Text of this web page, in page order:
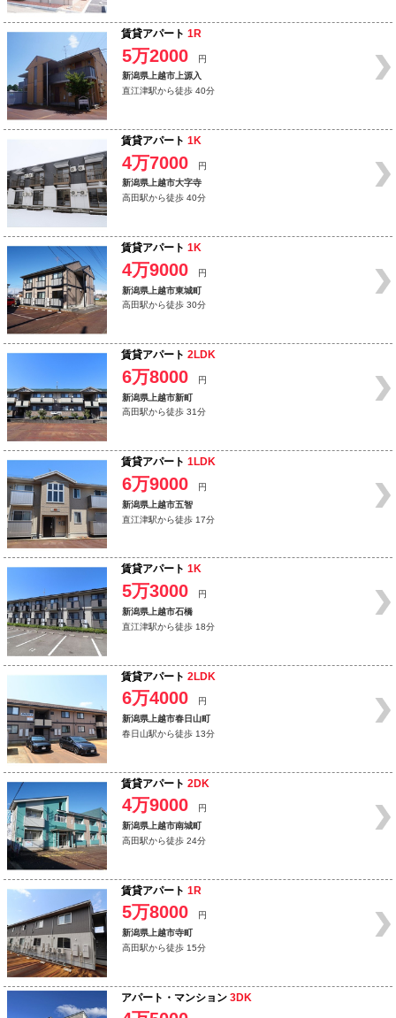
賃貸アパート 1R
5万2000
円
新潟県上越市上源入
直江津駅から徒歩 40分
賃貸アパート 1K
4万7000
円
新潟県上越市大字寺
高田駅から徒歩 40分
賃貸アパート 1K
4万9000
円
新潟県上越市東城町
高田駅から徒歩 30分
賃貸アパート 2LDK
6万8000
円
新潟県上越市新町
高田駅から徒歩 31分
賃貸アパート 1LDK
6万9000
円
新潟県上越市五智
直江津駅から徒歩 17分
賃貸アパート 1K
5万3000
円
新潟県上越市石橋
直江津駅から徒歩 18分
賃貸アパート 2LDK
6万4000
円
新潟県上越市春日山町
春日山駅から徒歩 13分
賃貸アパート 2DK
4万9000
円
新潟県上越市南城町
高田駅から徒歩 24分
賃貸アパート 1R
5万8000
円
新潟県上越市寺町
高田駅から徒歩 15分
アパート・マンション 3DK